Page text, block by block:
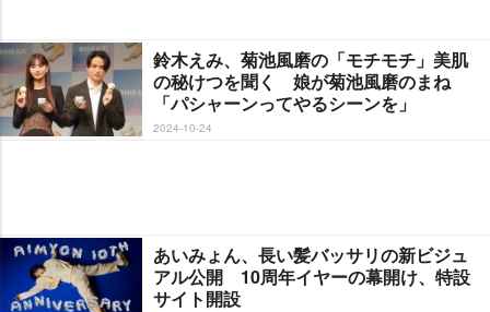
鈴木えみ、菊池風磨の「モチモチ」美肌
の秘けつを聞く 娘が菊池風磨のまね
「パシャーンってやるシーンを」
2024-10-24
あいみょん、長い髪バッサリの新ビジュ
アル公開 10周年イヤーの幕開け、特設
サイト開設